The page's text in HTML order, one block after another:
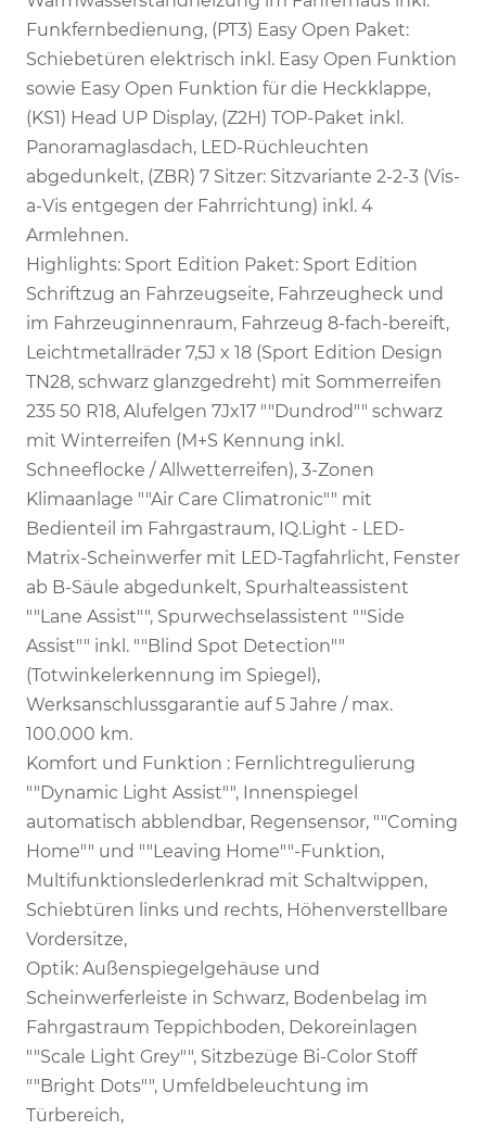
Funkfernbedienung, (PT3) Easy Open Paket:
Schiebetüren elektrisch inkl. Easy Open Funktion
sowie Easy Open Funktion für die Heckklappe,
(KS1) Head UP Display, (Z2H) TOP-Paket inkl.
Panoramaglasdach, LED-Rüchleuchten
abgedunkelt, (ZBR) 7 Sitzer: Sitzvariante 2-2-3 (Vis-
a-Vis entgegen der Fahrrichtung) inkl. 4
Armlehnen.
Highlights: Sport Edition Paket: Sport Edition
Schriftzug an Fahrzeugseite, Fahrzeugheck und
im Fahrzeuginnenraum, Fahrzeug 8-fach-bereift,
Leichtmetallräder 7,5J x 18 (Sport Edition Design
TN28, schwarz glanzgedreht) mit Sommerreifen
235 50 R18, Alufelgen 7Jx17 ""Dundrod"" schwarz
mit Winterreifen (M+S Kennung inkl.
Schneeflocke / Allwetterreifen), 3-Zonen
Klimaanlage ""Air Care Climatronic"" mit
Bedienteil im Fahrgastraum, IQ.Light - LED-
Matrix-Scheinwerfer mit LED-Tagfahrlicht, Fenster
ab B-Säule abgedunkelt, Spurhalteassistent
""Lane Assist"", Spurwechselassistent ""Side
Assist"" inkl. ""Blind Spot Detection""
(Totwinkelerkennung im Spiegel),
Werksanschlussgarantie auf 5 Jahre / max.
100.000 km.
Komfort und Funktion : Fernlichtregulierung
""Dynamic Light Assist"", Innenspiegel
automatisch abblendbar, Regensensor, ""Coming
Home"" und ""Leaving Home""-Funktion,
Multifunktionslederlenkrad mit Schaltwippen,
Schiebtüren links und rechts, Höhenverstellbare
Vordersitze,
Optik: Außenspiegelgehäuse und
Scheinwerferleiste in Schwarz, Bodenbelag im
Fahrgastraum Teppichboden, Dekoreinlagen
""Scale Light Grey"", Sitzbezüge Bi-Color Stoff
""Bright Dots"", Umfeldbeleuchtung im
Türbereich,